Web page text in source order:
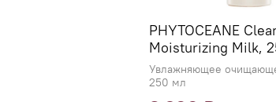
PHYTOCEANE
Moisturizing Milk,
Увлажняющее
250 мл